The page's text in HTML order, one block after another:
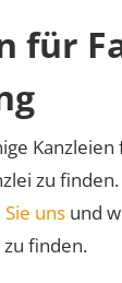
für
zu
uns und
finden.